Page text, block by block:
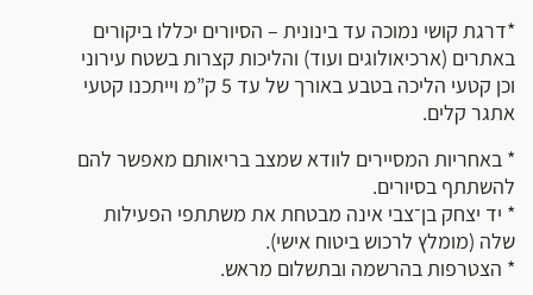
*דרגת קושי נמוכה עד בינונית – הסיורים יכללו ביקורים
באתרים (ארכיאולוגים ועוד) והליכות קצרות בשטח עירוני
וכן קטעי הליכה בטבע באורך של עד 5 ק”מ וייתכנו קטעי
אתגר קלים.
* באחריות המסיירים לוודא שמצב בריאותם מאפשר להם
להשתתף בסיורים.
* יד יצחק בן־צבי אינה מבטחת את משתתפי הפעילות
שלה (מומלץ לרכוש ביטוח אישי).
* הצטרפות בהרשמה ובתשלום מראש.